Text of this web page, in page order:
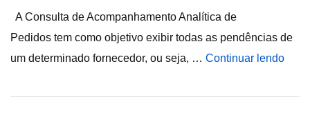
A Consulta de Acompanhamento Analítica de
Pedidos tem como objetivo exibir todas as pendências de
um determinado fornecedor, ou seja, … Continuar lendo